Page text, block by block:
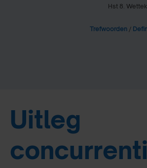
Hst 8.
Trefwoorden /
Uitleg